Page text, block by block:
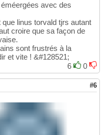
avec des
linus torvald tjrs autant
croire que sa façon de
sont frustrés à la
et vite ! &#128521;
6
0
#6